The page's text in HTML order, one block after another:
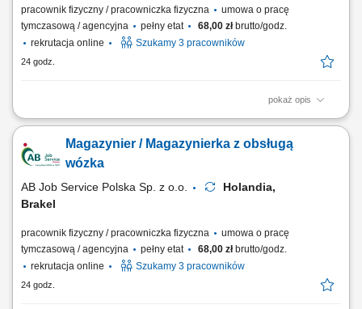
pracownik fizyczny / pracowniczka fizyczna
umowa o pracę
tymczasową / agencyjna
pełny etat 68,00 złbrutto/godz.
rekrutacja online
Szukamy 3 pracowników
24 godz.
pokaż opis
Zadania: Obsługa wózka widłowego przy pracach załadunkowych i
hali produkcyjnej; Rejestracja stany magazynowych i lokalizacji
materiałów w systemie ERP; Przygotowanie towaru do wysyłki na
Magazynier / Magazynierka z obsługą
wózka
AB Job Service Polska Sp. z o.o.
Holandia,
Brakel
pracownik fizyczny / pracowniczka fizyczna
umowa o pracę
tymczasową / agencyjna
pełny etat 68,00 złbrutto/godz.
rekrutacja online
Szukamy 3 pracowników
24 godz.